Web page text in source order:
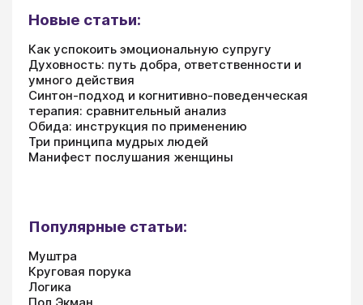
Новые статьи:
Как успокоить эмоциональную супругу
Духовность: путь добра, ответственности и
умного действия
Синтон-подход и когнитивно-поведенческая
терапия: сравнительный анализ
Обида: инструкция по применению
Три принципа мудрых людей
Манифест послушания женщины
Популярные статьи:
Муштра
Круговая порука
Логика